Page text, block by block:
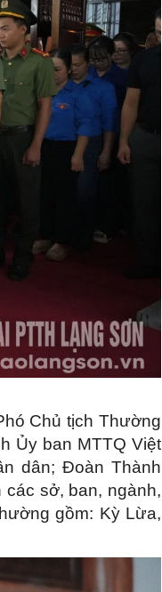
Chủ tịch Thường
Ủy ban MTTQ Việt
dân; Đoàn Thành
sở, ban, ngành,
gồm: Kỳ Lừa,